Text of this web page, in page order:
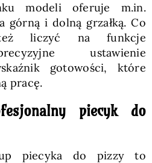
modeli oferuje m.in.
górną i dolną grzałką. Co
liczyć na funkcje
ustawienie
gotowości, które
pracę.
piecyk do
piecyka do pizzy to